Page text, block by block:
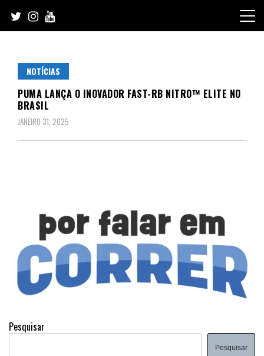
content
NOTÍCIAS
PUMA LANÇA O INOVADOR FAST-RB NITRO™ ELITE NO
BRASIL
JANEIRO 31, 2025
Pesquisar
Pesquisar